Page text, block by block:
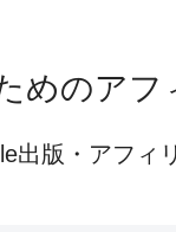
めのア
出版・アフィ